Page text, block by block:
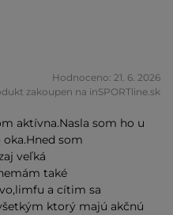
Hodnoceno: 21. 6. 2026
zakoupen na inSPORTline.sk
aktívna.Nasla som ho u
som
veľká
také
a cítim sa
ktorý majú akčnú